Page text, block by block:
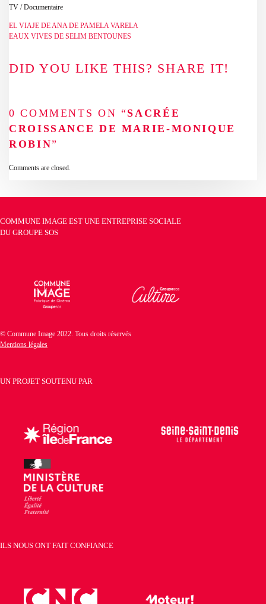
TV / Documentaire
EL VIAJE DE ANA DE PAMELA VARELA
EAUX VIVES DE SELIM BENTOUNES
DID YOU LIKE THIS? SHARE IT!
0 COMMENTS ON “SACRÉE
CROISSANCE DE MARIE-MONIQUE
ROBIN”
Comments are closed.
COMMUNE IMAGE EST UNE ENTREPRISE SOCIALE
DU GROUPE SOS
© Commune Image 2022. Tous droits réservés
Mentions légales
UN PROJET SOUTENU PAR
ILS NOUS ONT FAIT CONFIANCE